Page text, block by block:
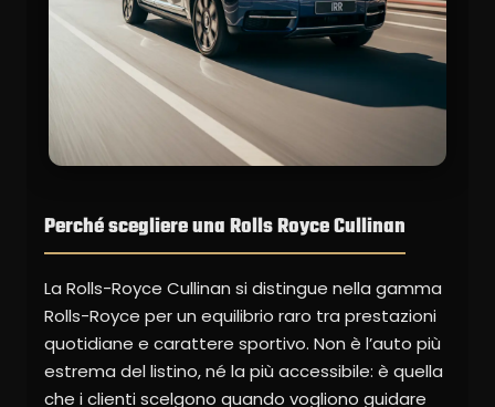
Perché scegliere una Rolls Royce Cullinan
La Rolls-Royce Cullinan si distingue nella gamma
Rolls-Royce per un equilibrio raro tra prestazioni
quotidiane e carattere sportivo. Non è l’auto più
estrema del listino, né la più accessibile: è quella
che i clienti scelgono quando vogliono guidare